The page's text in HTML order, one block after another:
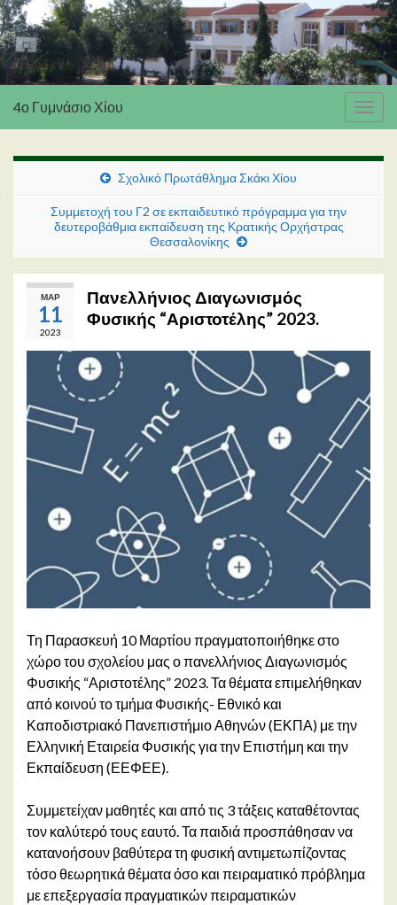
4ο Γυμνάσιο Χίου
Σχολικό Πρωτάθλημα Σκάκι Χίου
Συμμετοχή του Γ2 σε εκπαιδευτικό πρόγραμμα για την
δευτεροβάθμια εκπαίδευση της Κρατικής Ορχήστρας
Θεσσαλονίκης
ΜΑΡ
11
2023
Πανελλήνιος Διαγωνισμός
Φυσικής “Αριστοτέλης” 2023.
Τη Παρασκευή 10 Μαρτίου πραγματοποιήθηκε στο
χώρο του σχολείου μας ο πανελλήνιος Διαγωνισμός
Φυσικής “Αριστοτέλης” 2023. Τα θέματα επιμελήθηκαν
από κοινού το τμήμα Φυσικής- Εθνικό και
Καποδιστριακό Πανεπιστήμιο Αθηνών (ΕΚΠΑ) με την
Ελληνική Εταιρεία Φυσικής για την Επιστήμη και την
Εκπαίδευση (ΕΕΦΕΕ).
Συμμετείχαν μαθητές και από τις 3 τάξεις καταθέτοντας
τον καλύτερό τους εαυτό. Τα παιδιά προσπάθησαν να
κατανοήσουν βαθύτερα τη φυσική αντιμετωπίζοντας
τόσο θεωρητικά θέματα όσο και πειραματικό πρόβλημα
με επεξεργασία πραγματικών πειραματικών